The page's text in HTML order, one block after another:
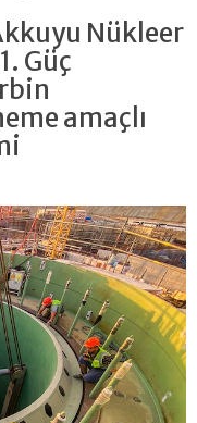
Nükleer
Güç
amaçlı